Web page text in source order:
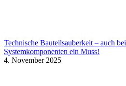
Technische Bauteilsauberkeit – auch
Systemkomponenten ein Muss!
4. November 2025